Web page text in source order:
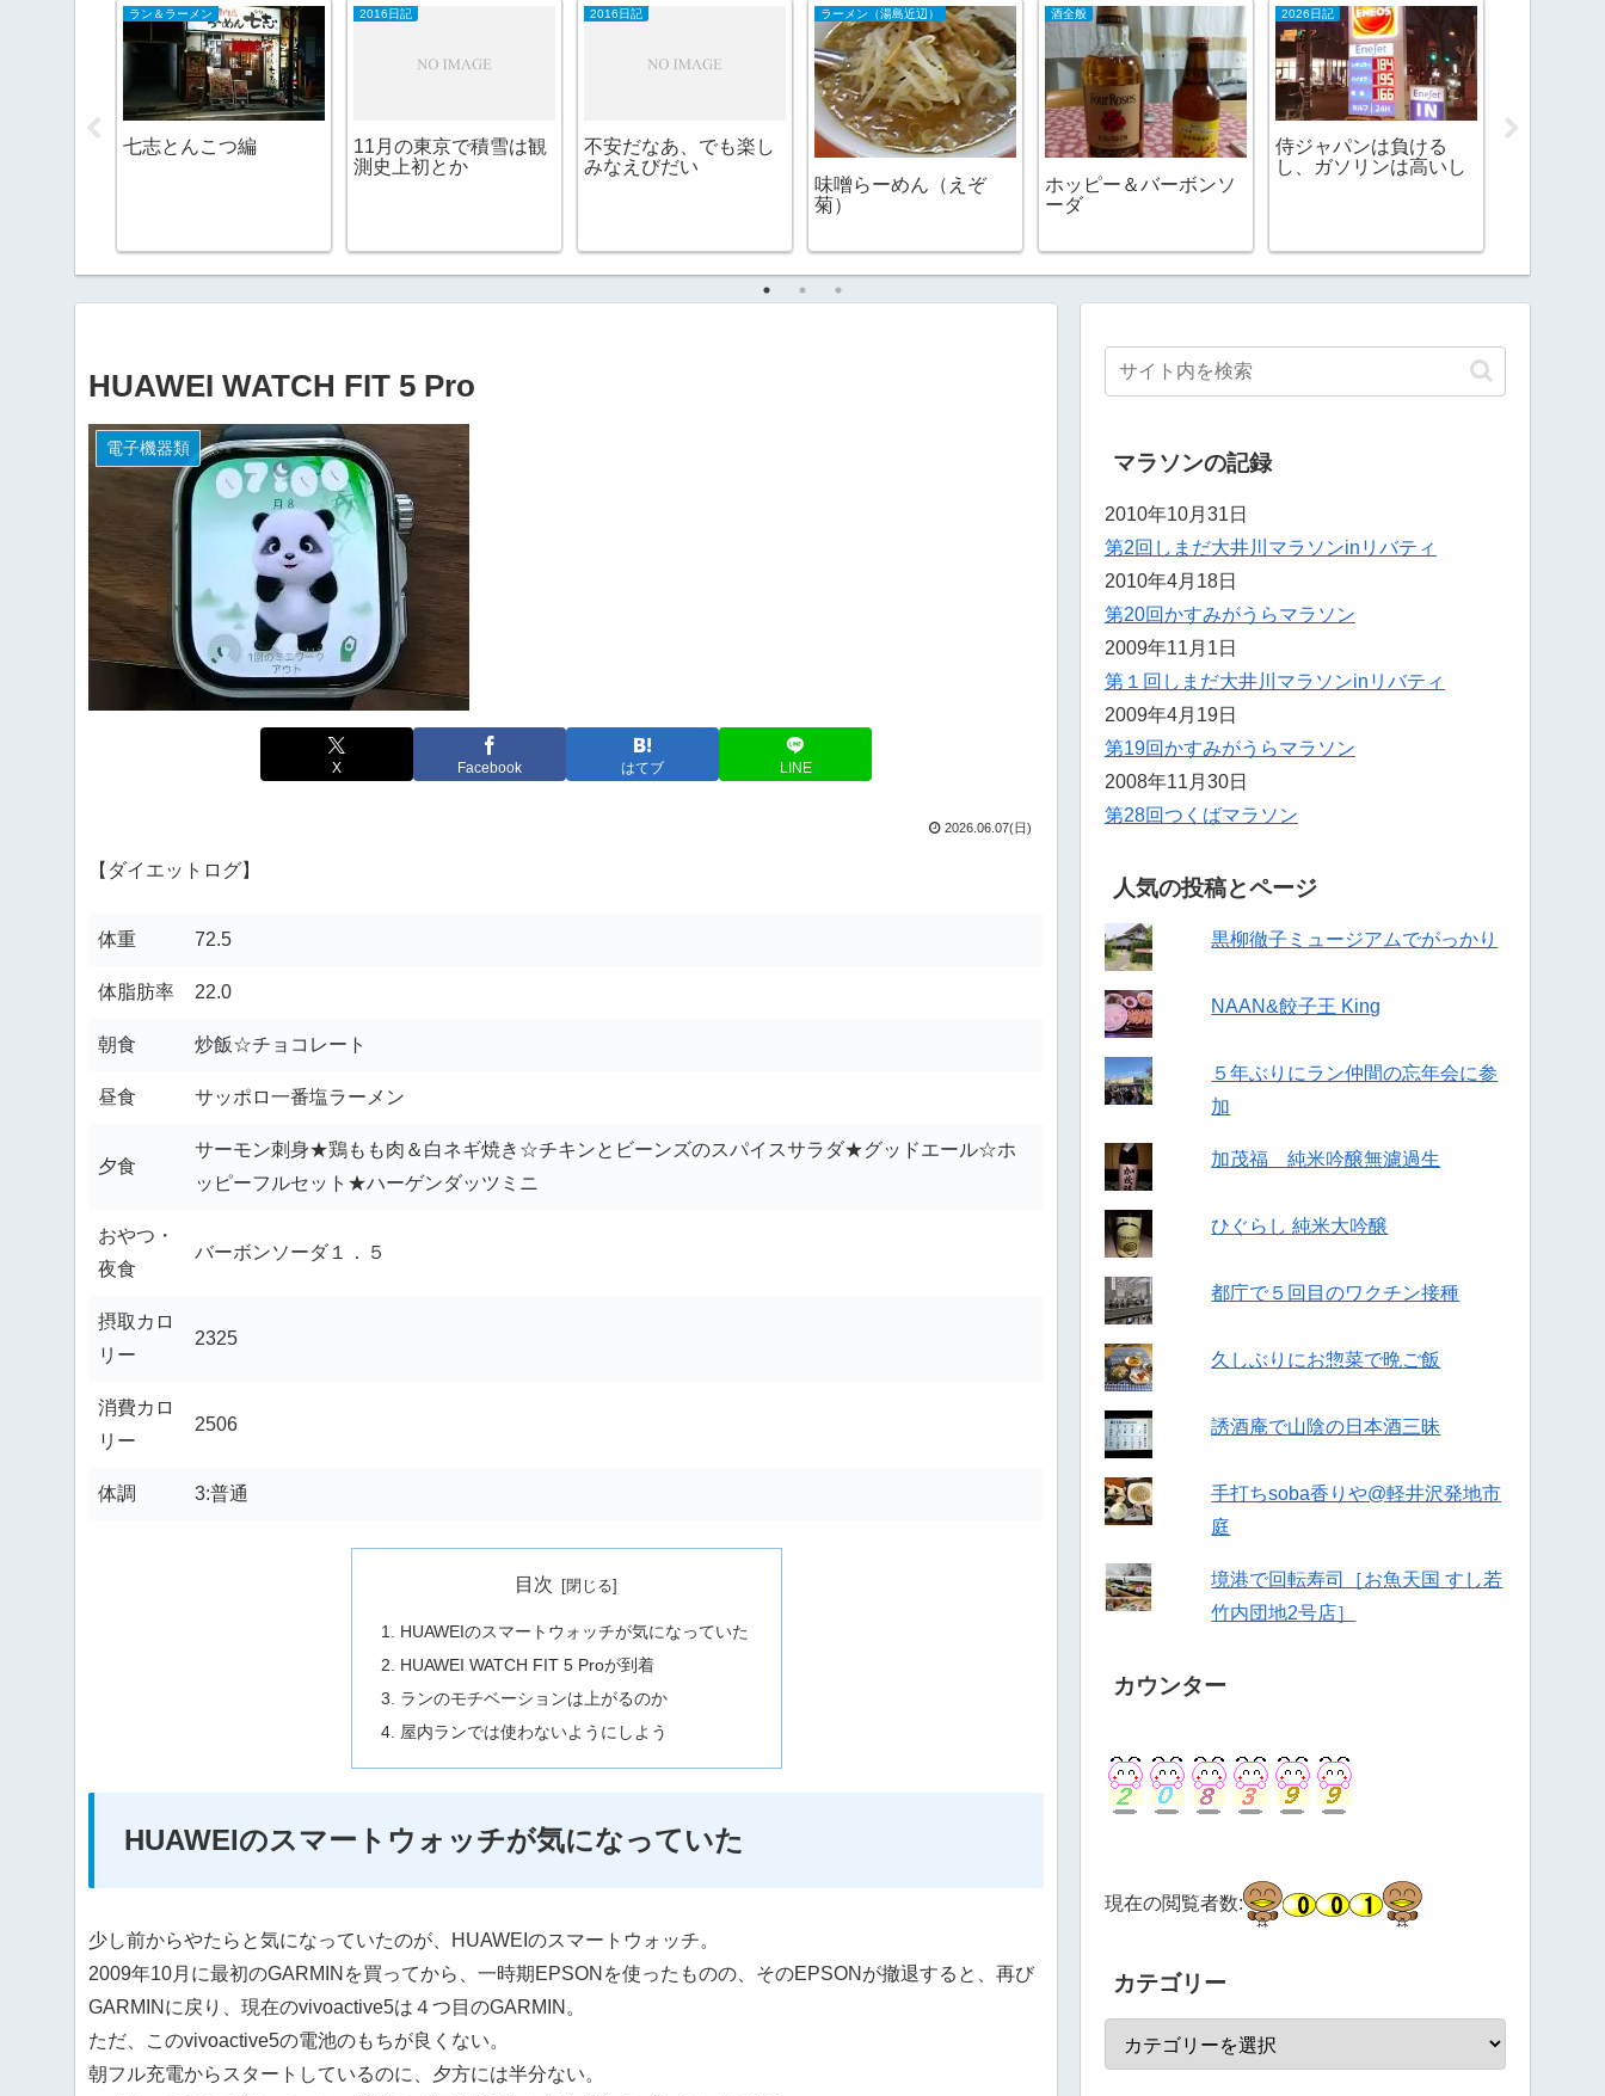
ラン＆ラーメン
七志とんこつ編
2016日記
11月の東京で積雪は観
測史上初とか
2016日記
不安だなあ、でも楽し
みなえびだい
ラーメン（湯島近辺）
味噌らーめん（えぞ
菊）
酒全般
ホッピー＆バーボンソ
ーダ
2026日記
侍ジャパンは負ける
し、ガソリンは高いし
HUAWEI WATCH FIT 5 Pro
電子機器類
X Facebook はてブ LINE
2026.06.07(日)
【ダイエットログ】
体重 72.5
体脂肪率 22.0
朝食 炒飯☆チョコレート
昼食 サッポロ一番塩ラーメン
夕食
サーモン刺身★鶏もも肉＆白ネギ焼き☆チキンとビーンズのスパイスサラダ★グッドエール☆ホ
ッピーフルセット★ハーゲンダッツミニ
おやつ・
夜食
バーボンソーダ１．５
摂取カロ
リー
2325
消費カロ
リー
2506
体調 3:普通
目次
HUAWEIのスマートウォッチが気になっていた
HUAWEI WATCH FIT 5 Proが到着
ランのモチベーションは上がるのか
屋内ランでは使わないようにしよう
HUAWEIのスマートウォッチが気になっていた
少し前からやたらと気になっていたのが、HUAWEIのスマートウォッチ。
2009年10月に最初のGARMINを買ってから、一時期EPSONを使ったものの、そのEPSONが撤退すると、再び
GARMINに戻り、現在のvivoactive5は４つ目のGARMIN。
ただ、このvivoactive5の電池のもちが良くない。
朝フル充電からスタートしているのに、夕方には半分ない。
マラソンの記録
2010年10月31日
第2回しまだ大井川マラソンinリバティ
2010年4月18日
第20回かすみがうらマラソン
2009年11月1日
第１回しまだ大井川マラソンinリバティ
2009年4月19日
第19回かすみがうらマラソン
2008年11月30日
第28回つくばマラソン
人気の投稿とページ
黒柳徹子ミュージアムでがっかり
NAAN&餃子王 King
５年ぶりにラン仲間の忘年会に参
加
加茂福 純米吟醸無濾過生
ひぐらし 純米大吟醸
都庁で５回目のワクチン接種
久しぶりにお惣菜で晩ご飯
誘酒庵で山陰の日本酒三昧
手打ちsoba香りや@軽井沢発地市
庭
境港で回転寿司［お魚天国 すし若
竹内団地2号店］
カウンター
現在の閲覧者数:
カテゴリー